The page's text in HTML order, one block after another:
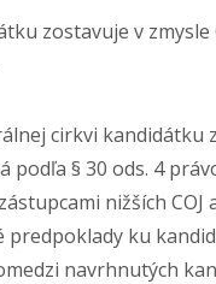
zostavuje v zmysle
cirkvi kandidátku
podľa § 30 ods. 4
nižších COJ
ku
navrhnutých